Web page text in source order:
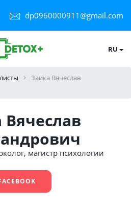
dp0960000911@gmail.com
RU
Заика Вячеслав
Вячеслав
магистр психологии